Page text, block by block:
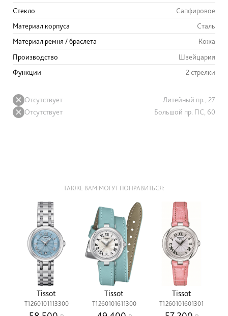
Стекло
Сапфировое
Материал корпуса
Сталь
Материал ремня / браслета
Кожа
Производство
Швейцария
Функции
2 стрелки
Отсутствует
Литейный пр., 27
Отсутствует
Большой пр. ПС, 60
ТАКЖЕ ВАМ МОГУТ ПОНРАВИТЬСЯ:
Tissot
T1260101113300
Tissot
T1260101611300
Tissot
T1260101601301